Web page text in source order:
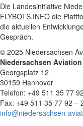
Die Landesinitiative
FLYBOTS.INFO die
die aktuellen
Gespräch.
© 2025 Niedersachsen
Niedersachsen Aviation
Georgsplatz 12
30159 Hannover
Telefon: +49 511 35 77
Fax: +49 511 35 77 92 –
info@niedersachsen-